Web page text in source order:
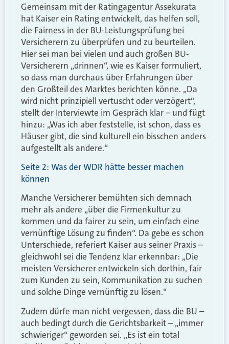
Gemeinsam mit der Ratingagentur Assekurata
hat Kaiser ein Rating entwickelt, das helfen soll,
die Fairness in der BU-Leistungsprüfung bei
Versicherern zu überprüfen und zu beurteilen.
Hier sei man bei vielen und auch großen BU-
Versicherern „drinnen“, wie es Kaiser formuliert,
so dass man durchaus über Erfahrungen über
den Großteil des Marktes berichten könne. „Da
wird nicht prinzipiell vertuscht oder verzögert“,
stellt der Interviewte im Gespräch klar – und fügt
hinzu: „Was ich aber feststelle, ist schon, dass es
Häuser gibt, die sind kulturell ein bisschen anders
aufgestellt als andere.“
Seite 2: Was der WDR hätte besser machen
können
Manche Versicherer bemühten sich demnach
mehr als andere „über die Firmenkultur zu
kommen und da fairer zu sein, um einfach eine
vernünftige Lösung zu finden“. Da gebe es schon
Unterschiede, referiert Kaiser aus seiner Praxis –
gleichwohl sei die Tendenz klar erkennbar: „Die
meisten Versicherer entwickeln sich dorthin, fair
zum Kunden zu sein, Kommunikation zu suchen
und solche Dinge vernünftig zu lösen.“
Zudem dürfe man nicht vergessen, dass die BU –
auch bedingt durch die Gerichtsbarkeit – „immer
schwieriger“ geworden sei. „Es ist ein total